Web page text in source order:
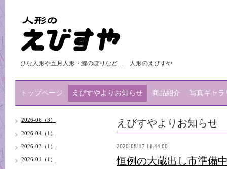
ひな人形や五月人形・鯉のぼりなど… 人形のえびすや
トップページ えびすやよりお知らせ 商品紹介 写真ギャラ
えびすやよりお知らせ
2020-08-17 11:44:00
恒例の大蔵出し市準備
2026-06（3）
2026-04（1）
2026-03（1）
2026-01（1）